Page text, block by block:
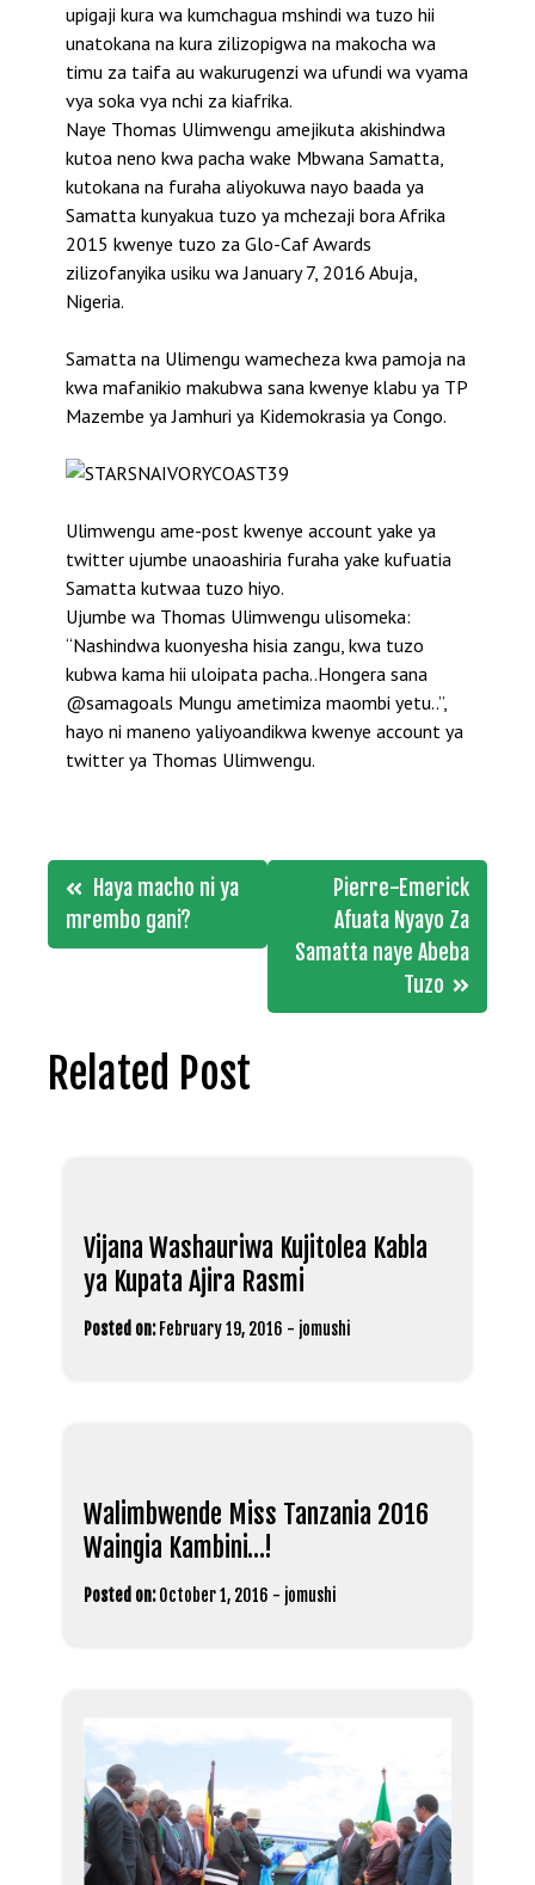
upigaji kura wa kumchagua mshindi wa tuzo hii
unatokana na kura zilizopigwa na makocha wa
timu za taifa au wakurugenzi wa ufundi wa vyama
vya soka vya nchi za kiafrika.
Naye Thomas Ulimwengu amejikuta akishindwa
kutoa neno kwa pacha wake Mbwana Samatta,
kutokana na furaha aliyokuwa nayo baada ya
Samatta kunyakua tuzo ya mchezaji bora Afrika
2015 kwenye tuzo za Glo-Caf Awards
zilizofanyika usiku wa January 7, 2016 Abuja,
Nigeria.
Samatta na Ulimengu wamecheza kwa pamoja na
kwa mafanikio makubwa sana kwenye klabu ya TP
Mazembe ya Jamhuri ya Kidemokrasia ya Congo.
Ulimwengu ame-post kwenye account yake ya
twitter ujumbe unaoashiria furaha yake kufuatia
Samatta kutwaa tuzo hiyo.
Ujumbe wa Thomas Ulimwengu ulisomeka:
“Nashindwa kuonyesha hisia zangu, kwa tuzo
kubwa kama hii uloipata pacha..Hongera sana
@samagoals Mungu ametimiza maombi yetu..”,
hayo ni maneno yaliyoandikwa kwenye account ya
twitter ya Thomas Ulimwengu.
Post
navigation
Haya macho ni ya
mrembo gani?
Pierre-Emerick
Afuata Nyayo Za
Samatta naye Abeba
Tuzo
Related Post
Vijana Washauriwa Kujitolea Kabla
ya Kupata Ajira Rasmi
Posted on: February 19, 2016 - jomushi
Walimbwende Miss Tanzania 2016
Waingia Kambini…!
Posted on: October 1, 2016 - jomushi